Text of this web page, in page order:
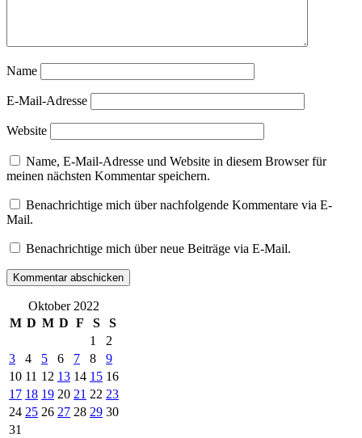
Malen
Kreisbilder
kunst
kaufen
Manuela
Mordhorst
Leinwand
Verkauf
Name
E-Mail-Adresse
Website
Name, E-Mail-Adresse und Website in diesem Browser für
meinen nächsten Kommentar speichern.
Benachrichtige mich über nachfolgende Kommentare via E-
Mail.
Benachrichtige mich über neue Beiträge via E-Mail.
Oktober 2022
M D M D F S
S
1
2
3
4 5 6 7 8
9
10 11 12 13 14 15 16
17 18 19 20 21 22 23
24 25 26 27 28 29 30
31